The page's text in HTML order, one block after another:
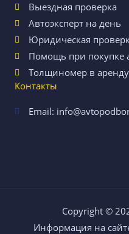
Выездная проверка
Автоэксперт на день
Юридическая
Помощь при покупке
Толщиномер в аренду
Контакты
Email:
Copyright ©
Информация на